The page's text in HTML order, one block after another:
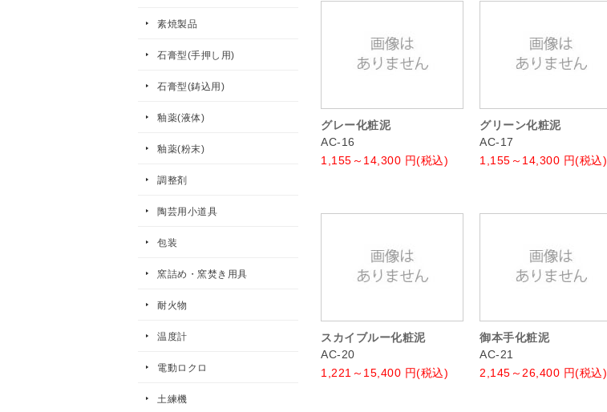
素焼製品
石膏型(手押し用)
石膏型(鋳込用)
釉薬(液体)
釉薬(粉末)
調整剤
陶芸用小道具
包装
窯詰め・窯焚き用具
耐火物
温度計
電動ロクロ
土練機
グレー化粧泥
AC-16
1,155～14,300 円(税込)
グリーン化粧泥
AC-17
1,155～14,300 円(税込)
スカイブルー化粧泥
AC-20
1,221～15,400 円(税込)
御本手化粧泥
AC-21
2,145～26,400 円(税込)